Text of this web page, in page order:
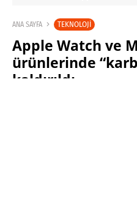
ANA SAYFA TEKNOLOJI
Apple Watch ve
ürünlerinde
kaldırıldı